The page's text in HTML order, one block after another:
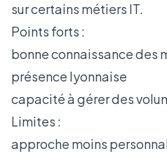
sur certains métiers IT.
Points forts :
bonne connaissance des
présence lyonnaise
capacité à gérer des
Limites :
approche moins